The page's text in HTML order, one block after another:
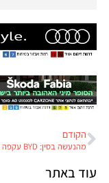
הקודם
עוד באתר